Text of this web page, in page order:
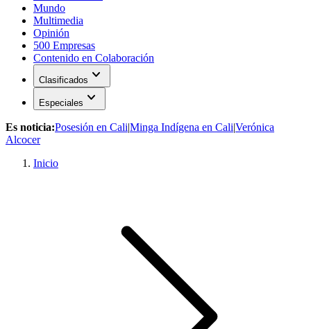
Mundo
Multimedia
Opinión
500 Empresas
Contenido en Colaboración
Clasificados expand_more
Especiales expand_more
Es noticia:Posesión en Cali|Minga Indígena en Cali|Verónica
Alcocer
Inicio